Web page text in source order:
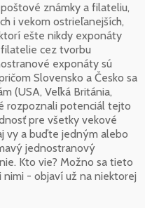
známky a filateliu,
i vekom ostrieľanejších,
ešte nikdy exponáty
cez tvorbu
exponáty sú
Slovensko a Česko sa
(USA, Veľká Británia,
rozpoznali potenciál tejto
pre všetky vekové
vy a buďte jedným alebo
jednostranový
Kto vie? Možno sa tieto
- objaví už na niektorej